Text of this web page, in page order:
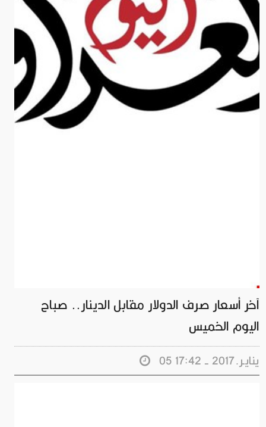
آخر أسعار صرف الدولار مقابل الدينار.. صباح
اليوم الخميس
05 ينايـر.2017 - 17:42